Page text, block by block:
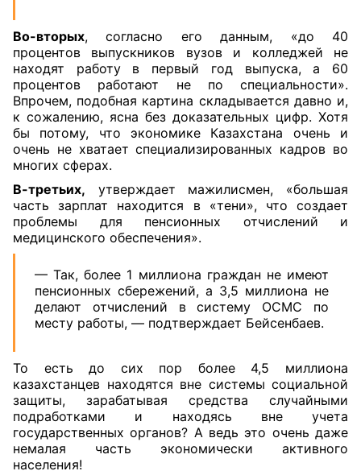
Во-вторых, согласно его данным, «до 40
процентов выпускников вузов и колледжей не
находят работу в первый год выпуска, а 60
процентов работают не по специальности».
Впрочем, подобная картина складывается давно и,
к сожалению, ясна без доказательных цифр. Хотя
бы потому, что экономике Казахстана очень и
очень не хватает специализированных кадров во
многих сферах.
В-третьих, утверждает мажилисмен, «большая
часть зарплат находится в «тени», что создает
проблемы для пенсионных отчислений и
медицинского обеспечения».
— Так, более 1 миллиона граждан не имеют
пенсионных сбережений, а 3,5 миллиона не
делают отчислений в систему ОСМС по
месту работы, — подтверждает Бейсенбаев.
То есть до сих пор более 4,5 миллиона
казахстанцев находятся вне системы социальной
защиты, зарабатывая средства случайными
подработками и находясь вне учета
государственных органов? А ведь это очень даже
немалая часть экономически активного
населения!